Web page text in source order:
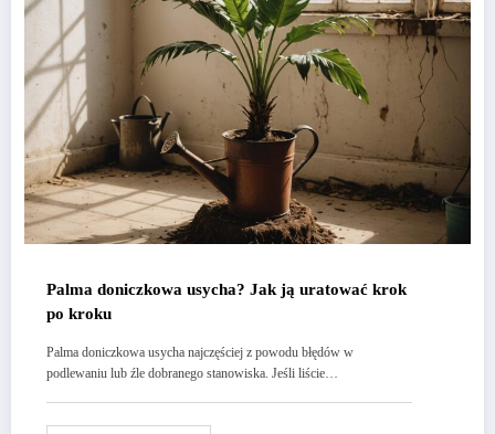
Palma doniczkowa usycha? Jak ją uratować krok
po kroku
Palma doniczkowa usycha najczęściej z powodu błędów w
podlewaniu lub źle dobranego stanowiska. Jeśli liście…